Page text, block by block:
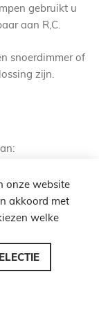
gebruikt u
aan R,C.
snoerdimmer of
zijn.
/ €99 in
onze website
akkoord met
welke